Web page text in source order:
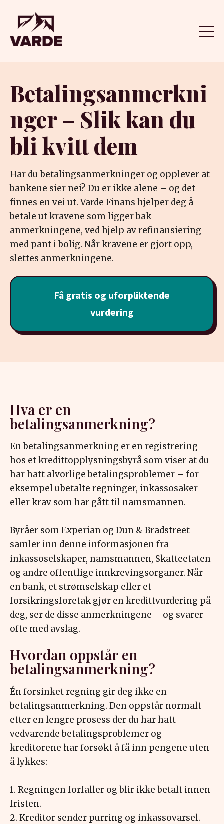
Betalingsanmerkni
nger – Slik kan du
bli kvitt dem
Har du betalingsanmerkninger og opplever at
bankene sier nei? Du er ikke alene – og det
finnes en vei ut. Varde Finans hjelper deg å
betale ut kravene som ligger bak
anmerkningene, ved hjelp av refinansiering
med pant i bolig. Når kravene er gjort opp,
slettes anmerkningene.
Få gratis og uforpliktende
vurdering
Hva er en
betalingsanmerkning?
En betalingsanmerkning er en registrering
hos et kredittopplysningsbyrå som viser at du
har hatt alvorlige betalingsproblemer – for
eksempel ubetalte regninger, inkassosaker
eller krav som har gått til namsmannen.
Byråer som Experian og Dun & Bradstreet
samler inn denne informasjonen fra
inkassoselskaper, namsmannen, Skatteetaten
og andre offentlige innkrevingsorganer. Når
en bank, et strømselskap eller et
forsikringsforetak gjør en kredittvurdering på
deg, ser de disse anmerkningene – og svarer
ofte med avslag.
Hvordan oppstår en
betalingsanmerkning?
Én forsinket regning gir deg ikke en
betalingsanmerkning. Den oppstår normalt
etter en lengre prosess der du har hatt
vedvarende betalingsproblemer og
kreditorene har forsøkt å få inn pengene uten
å lykkes:
1. Regningen forfaller og blir ikke betalt innen
fristen.
2. Kreditor sender purring og inkassovarsel.